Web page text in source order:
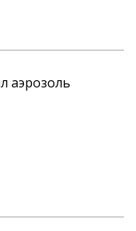
аэрозоль